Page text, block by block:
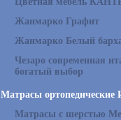
Жанмарко Графит
Жанмарко Белый
Чезаро современная
богатый выбор
Матрасы ортопедические
Матрасы с шерстью